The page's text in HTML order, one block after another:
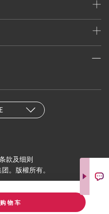
物车
款及细则
。版權所有。